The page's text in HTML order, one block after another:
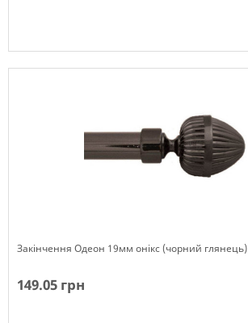
Закінчення Одеон 19мм онікс (чорний глянець)
149.05 грн